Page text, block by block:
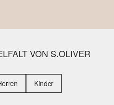
VON S.OLIVER
Kinder